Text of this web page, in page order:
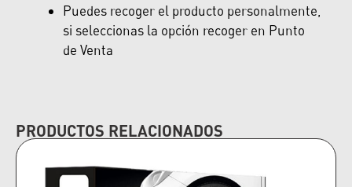
Puedes recoger el producto personalmente,
si seleccionas la opción recoger en Punto
de Venta
PRODUCTOS RELACIONADOS